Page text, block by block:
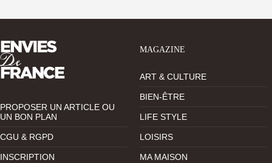
PROPOSER UN ARTICLE OU
UN BON PLAN
CGU & RGPD
INSCRIPTION
MAGAZINE
ART & CULTURE
BIEN-ÊTRE
LIFE STYLE
LOISIRS
MA MAISON